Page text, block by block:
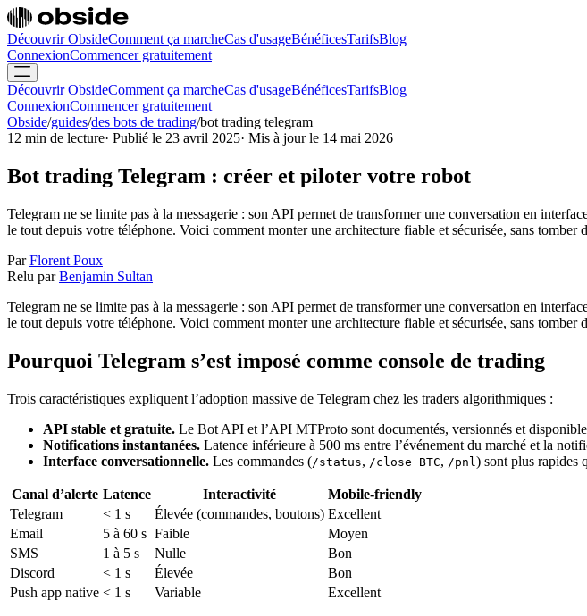
Découvrir ObsideComment ça marcheCas d'usageBénéficesTarifsBlog
ConnexionCommencer gratuitement
Découvrir ObsideComment ça marcheCas d'usageBénéficesTarifsBlog
ConnexionCommencer gratuitement
Obside/guides/des bots de trading/bot trading telegram
12 min de lecture· Publié le 23 avril 2025· Mis à jour le 14 mai 2026
Bot trading Telegram : créer et piloter votre robot
Telegram ne se limite pas à la messagerie : son API permet de transformer une conversation en
le tout depuis votre téléphone. Voici comment monter une architecture fiable et sécurisée, sans tomber
Par Florent Poux
Relu par Benjamin Sultan
Telegram ne se limite pas à la messagerie : son API permet de transformer une conversation en
le tout depuis votre téléphone. Voici comment monter une architecture fiable et sécurisée, sans tomber
Pourquoi Telegram s’est imposé comme console de trading
Trois caractéristiques expliquent l’adoption massive de Telegram chez les traders algorithmiques :
API stable et gratuite. Le Bot API et l’API MTProto sont documentés, versionnés et
Notifications instantanées. Latence inférieure à 500 ms entre l’événement du marché et la
Interface conversationnelle. Les commandes (/status, /close BTC, /pnl ) sont plus rapides
Canal d’alerte Latence Interactivité
Mobile-friendly
Telegram
< 1 s Élevée (commandes, boutons) Excellent
Email
5 à 60 s Faible
Moyen
SMS
1 à 5 s Nulle
Bon
Discord
< 1 s Élevée
Bon
Push app native < 1 s Variable Excellent